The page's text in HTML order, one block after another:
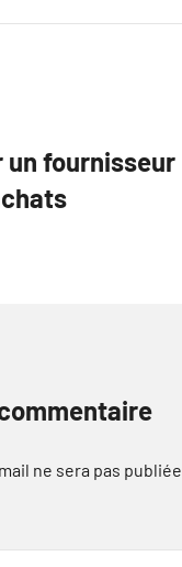
un fournisseur
ne sera pas publiée.